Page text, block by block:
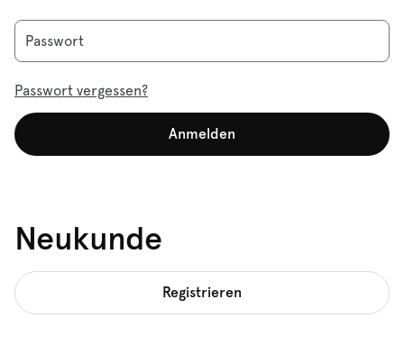
Passwort
Passwort vergessen?
Anmelden
Neukunde
Registrieren